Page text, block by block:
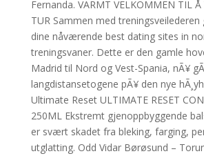
Fernanda. VARMT VELKOMMEN TIL
TUR Sammen med
dine nåværende best dating sites in
treningsvaner. Dette er den gamle
Madrid til Nord og Vest-Spania, nÃ¥
langdistansetogene pÃ¥ den nye
Ultimate Reset ULTIMATE RESET
250ML Ekstremt gjenoppbyggende
er svært skadet fra bleking, farging,
utglatting. Odd Vidar Børøsund –